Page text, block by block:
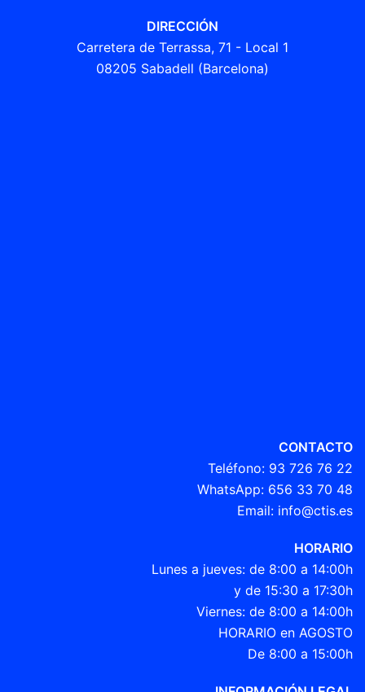
DIRECCIÓN
Carretera de Terrassa, 71 - Local 1
08205 Sabadell (Barcelona)
CONTACTO
Teléfono: 93 726 76 22
WhatsApp: 656 33 70 48
Email: info@ctis.es
HORARIO
Lunes a jueves: de 8:00 a 14:00h
y de 15:30 a 17:30h
Viernes: de 8:00 a 14:00h
HORARIO en AGOSTO
De 8:00 a 15:00h